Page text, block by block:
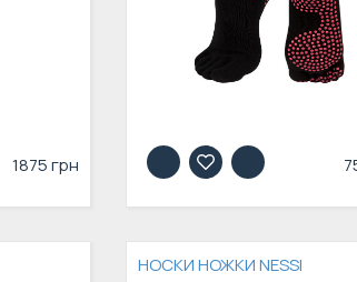
1875 грн
НОСКИ НОЖКИ NESSI